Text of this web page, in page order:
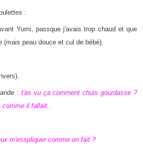
:
Yumi, passque j'avais trop chaud et que
(mais peau douce et cul de bébé).
: t'as vu ça comment chuis gourdasse ?
il fallait..
m'esspliquer comme on fait ?